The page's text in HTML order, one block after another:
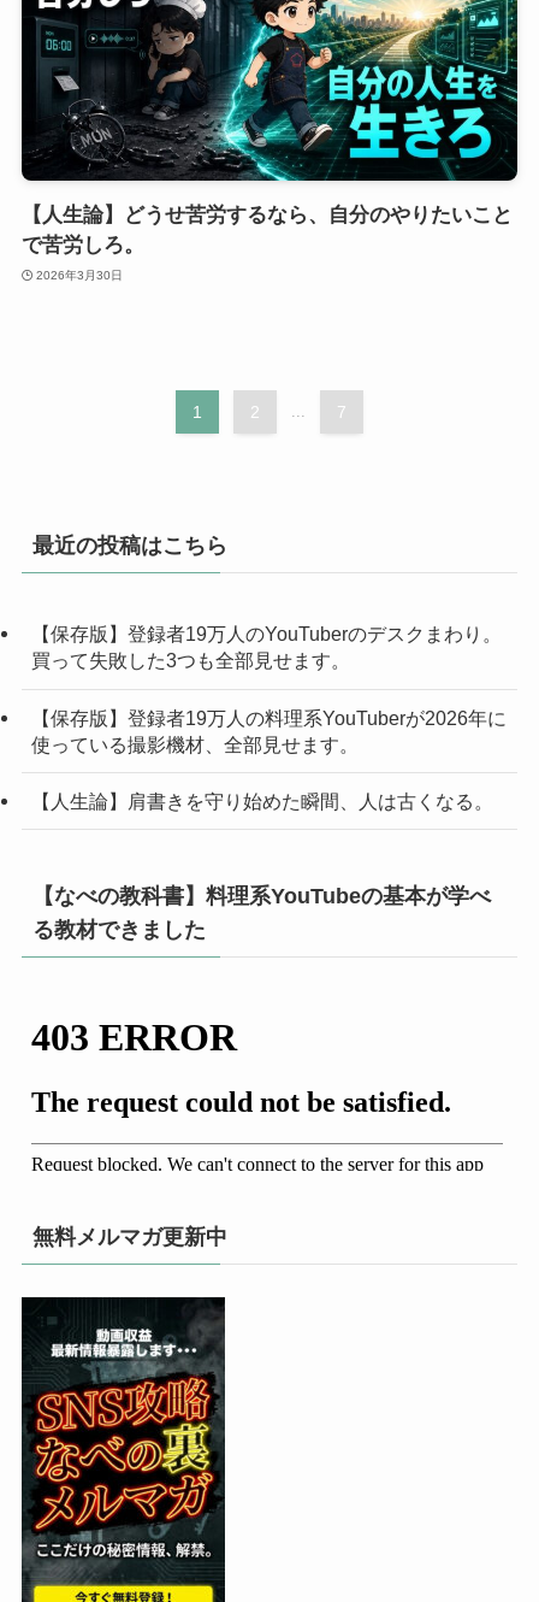
【人生論】どうせ苦労するなら、自分のやりたいこと
で苦労しろ。
2026年3月30日
1 2 ... 7
最近の投稿はこちら
【保存版】登録者19万人のYouTuberのデスクまわり。
買って失敗した3つも全部見せます。
【保存版】登録者19万人の料理系YouTuberが2026年に
使っている撮影機材、全部見せます。
【人生論】肩書きを守り始めた瞬間、人は古くなる。
【なべの教科書】料理系YouTubeの基本が学べ
る教材できました
無料メルマガ更新中